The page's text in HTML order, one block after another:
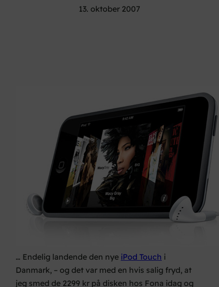
13. oktober 2007
… Endelig landende den nye iPod Touch i
Danmark, – og det var med en hvis salig fryd, at
jeg smed de 2299 kr på disken hos Fona idag og